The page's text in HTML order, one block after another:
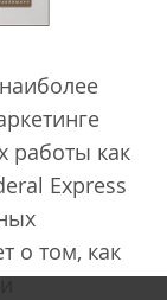
работы как
Express
о том, как